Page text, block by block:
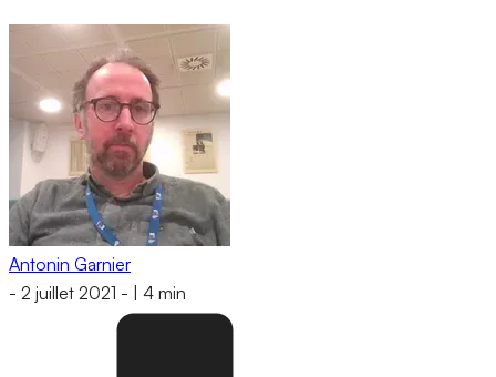
Antonin Garnier
- 2 juillet 2021 - 4 min